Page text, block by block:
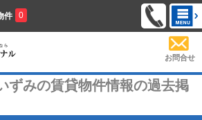
件 0
お問合せ
ずみの賃貸物件情報の過去掲